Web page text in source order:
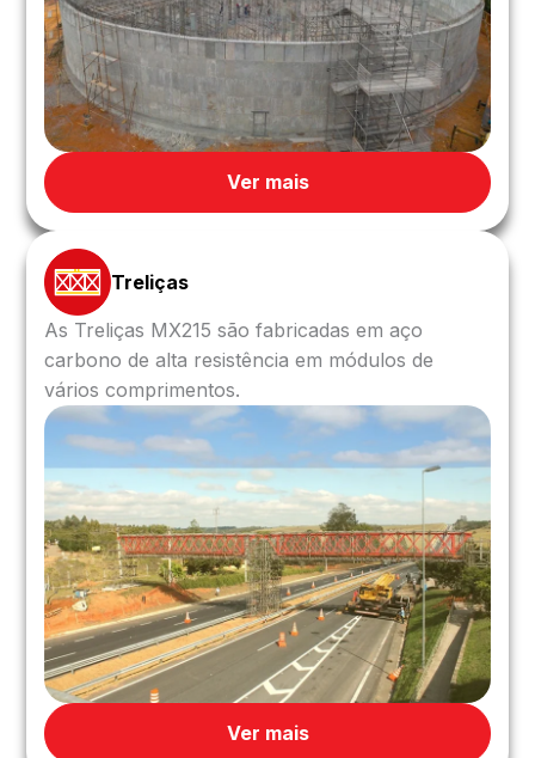
Ver mais
Treliças
As Treliças MX215 são fabricadas em aço
carbono de alta resistência em módulos de
vários comprimentos.
Ver mais